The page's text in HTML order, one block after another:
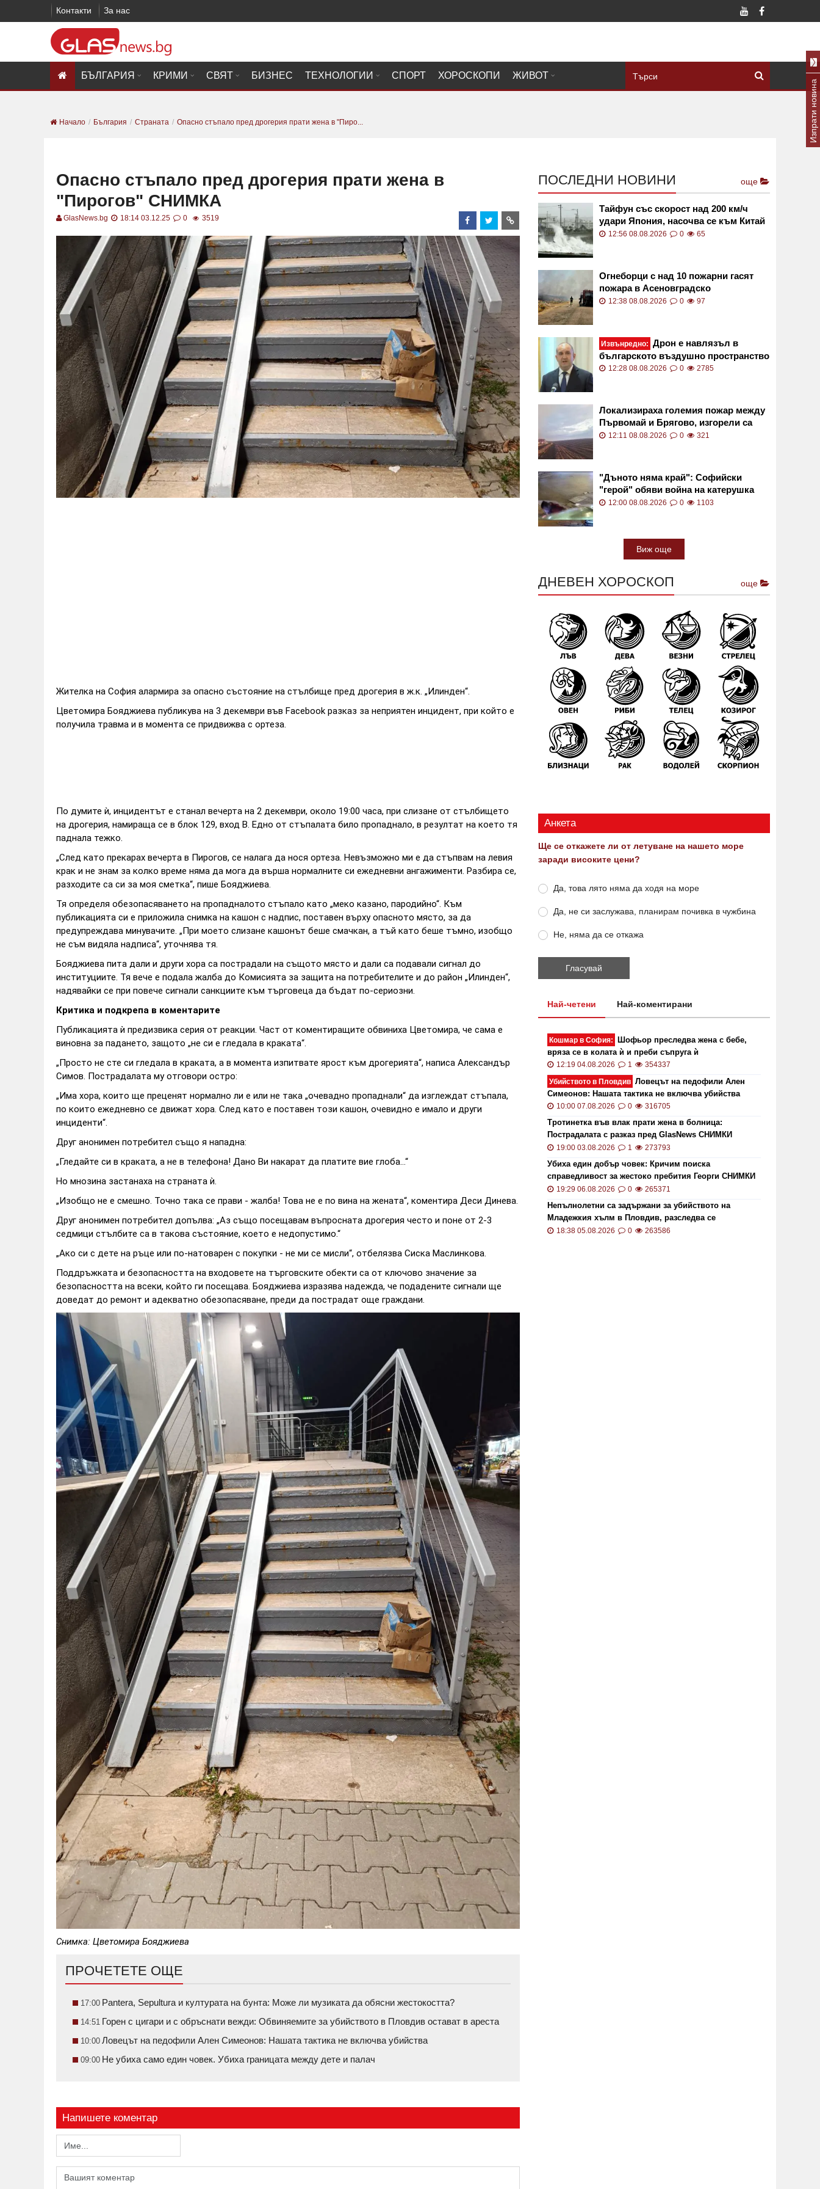
Контакти За нас
БЪЛГАРИЯ КРИМИ СВЯТ БИЗНЕС ТЕХНОЛОГИИ СПОРТ ХОРОСКОПИ ЖИВОТ
Начало България Страната Опасно стъпало пред дрогерия прати жена в "Пиро...
Опасно стъпало пред дрогерия прати жена в
"Пирогов" СНИМКА
GlasNews.bg 18:14 03.12.25 0 3519
Жителка на София алармира за опасно състояние на стълбище пред дрогерия в ж.к. „Илинден“.
Цветомира Бояджиева публикува на 3 декември във Facebook разказ за неприятен инцидент, при който е
получила травма и в момента се придвижва с ортеза.
По думите ѝ, инцидентът е станал вечерта на 2 декември, около 19:00 часа, при слизане от стълбището
на дрогерия, намираща се в блок 129, вход В. Едно от стъпалата било пропаднало, в резултат на което тя
паднала тежко.
„След като прекарах вечерта в Пирогов, се налага да нося ортеза. Невъзможно ми е да стъпвам на левия
крак и не знам за колко време няма да мога да върша нормалните си ежедневни ангажименти. Разбира се,
разходите са си за моя сметка“, пише Бояджиева.
Тя определя обезопасяването на пропадналото стъпало като „меко казано, пародийно“. Към
публикацията си е приложила снимка на кашон с надпис, поставен върху опасното място, за да
предупреждава минувачите. „При моето слизане кашонът беше смачкан, а тъй като беше тъмно, изобщо
не съм видяла надписа“, уточнява тя.
Бояджиева пита дали и други хора са пострадали на същото място и дали са подавали сигнал до
институциите. Тя вече е подала жалба до Комисията за защита на потребителите и до район „Илинден“,
надявайки се при повече сигнали санкциите към търговеца да бъдат по-сериозни.
Критика и подкрепа в коментарите
Публикацията ѝ предизвика серия от реакции. Част от коментиращите обвиниха Цветомира, че сама е
виновна за падането, защото „не си е гледала в краката“.
„Просто не сте си гледала в краката, а в момента изпитвате ярост към дрогерията“, написа Александър
Симов. Пострадалата му отговори остро:
„Има хора, които ще преценят нормално ли е или не така „очевадно пропаднали“ да изглеждат стъпала,
по които ежедневно се движат хора. След като е поставен този кашон, очевидно е имало и други
инциденти“.
Друг анонимен потребител също я нападна:
„Гледайте си в краката, а не в телефона! Дано Ви накарат да платите вие глоба…“
Но мнозина застанаха на страната ѝ.
„Изобщо не е смешно. Точно така се прави - жалба! Това не е по вина на жената“, коментира Деси Динева.
Друг анонимен потребител допълва: „Аз също посещавам въпросната дрогерия често и поне от 2-3
седмици стълбите са в такова състояние, което е недопустимо.“
„Ако си с дете на ръце или по-натоварен с покупки - не ми се мисли“, отбелязва Сиска Маслинкова.
Поддръжката и безопасността на входовете на търговските обекти са от ключово значение за
безопасността на всеки, който ги посещава. Бояджиева изразява надежда, че подадените сигнали ще
доведат до ремонт и адекватно обезопасяване, преди да пострадат още граждани.
Снимка: Цветомира Бояджиева
ПРОЧЕТЕТЕ ОЩЕ
17:00 Pantera, Sepultura и културата на бунта: Може ли музиката да обясни жестокостта?
14:51 Горен с цигари и с обръснати вежди: Обвиняемите за убийството в Пловдив остават в ареста
10:00 Ловецът на педофили Ален Симеонов: Нашата тактика не включва убийства
09:00 Не убиха само един човек. Убиха границата между дете и палач
Напишете коментар
ПОСЛЕДНИ НОВИНИ още
Тайфун със скорост над 200 км/ч
удари Япония, насочва се към Китай
12:56 08.08.2026 0 65
Огнеборци с над 10 пожарни гасят
пожара в Асеновградско
12:38 08.08.2026 0 97
Извънредно: Дрон е навлязъл в
българското въздушно пространство
12:28 08.08.2026 0 2785
Локализираха големия пожар между
Първомай и Брягово, изгорели са
близо 3500 декара
12:11 08.08.2026 0 321
"Дъното няма край": Софийски
"герой" обяви война на катерушка
ВИДЕО
12:00 08.08.2026 0 1103
Виж още
ДНЕВЕН ХОРОСКОП още
Анкета
Ще се откажете ли от летуване на нашето море
заради високите цени?
Да, това лято няма да ходя на море
Да, не си заслужава, планирам почивка в чужбина
Не, няма да се откажа
Най-четени Най-коментирани
Кошмар в София:
Шофьор преследва жена с бебе,
вряза се в колата ѝ и преби съпруга ѝ
12:19 04.08.2026 1
354337
Убийството в Пловдив Ловецът на педофили Ален
Симеонов: Нашата тактика не включва убийства
10:00 07.08.2026 0 316705
Тротинетка във влак прати жена в болница:
Пострадалата с разказ пред GlasNews СНИМКИ
19:00 03.08.2026 1 273793
Убиха един добър човек: Кричим поиска
справедливост за жестоко пребития Георги СНИМКИ
и ВИДЕО
19:29 06.08.2026 0 265371
Непълнолетни са задържани за убийството на
Младежкия хълм в Пловдив, разследва се
хомофобски мотив
18:38 05.08.2026 0 263586
Изпрати новина